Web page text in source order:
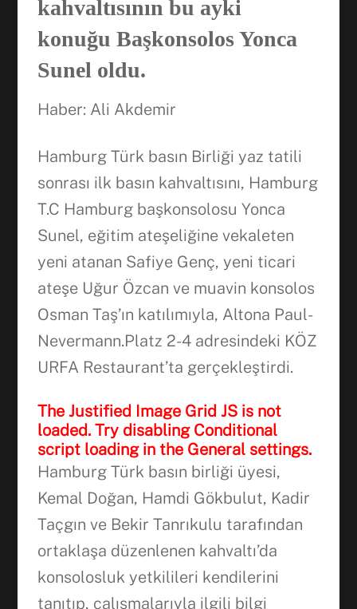
kahvaltısının bu ayki
konuğu Başkonsolos Yonca
Sunel oldu.
Haber: Ali Akdemir
Hamburg Türk basın Birliği yaz tatili
sonrası ilk basın kahvaltısını, Hamburg
T.C Hamburg başkonsolosu Yonca
Sunel, eğitim ateşeliğine vekaleten
yeni atanan Safiye Genç, yeni ticari
ateşe Uğur Özcan ve muavin konsolos
Osman Taş’ın katılımıyla, Altona Paul-
Nevermann.Platz 2-4 adresindeki KÖZ
URFA Restaurant’ta gerçekleştirdi.
The Justified Image Grid JS is not
loaded. Try disabling Conditional
script loading in the General settings.
Hamburg Türk basın birliği üyesi,
Kemal Doğan, Hamdi Gökbulut, Kadir
Taçgın ve Bekir Tanrıkulu tarafından
ortaklaşa düzenlenen kahvaltı’da
konsolosluk yetkilileri kendilerini
tanıtıp, çalışmalarıyla ilgili bilgi